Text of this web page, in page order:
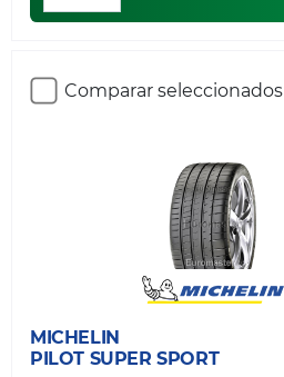
Comparar seleccionados
MICHELIN
PILOT SUPER SPORT